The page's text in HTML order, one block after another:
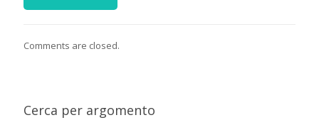
Comments are closed.
Cerca per argomento